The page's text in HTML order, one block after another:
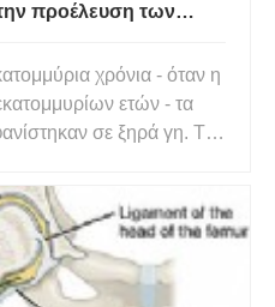
προέλευση των
χρόνια - όταν η
ετών - τα
σε ξηρά γη. Το
εξέλιξης. Πριν από
μόνο μικροβιακή